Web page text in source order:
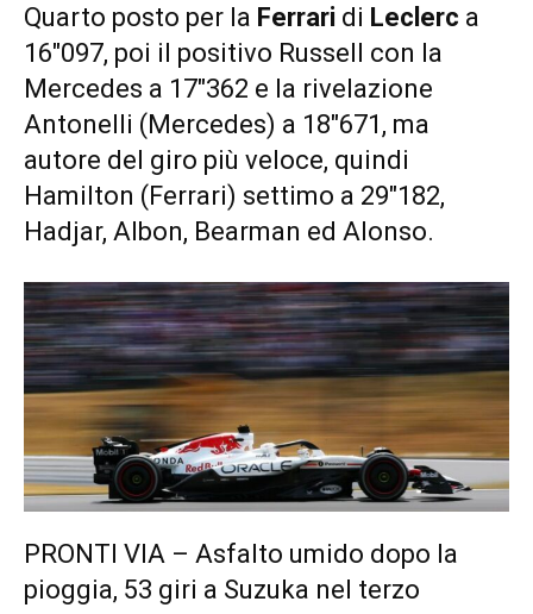
Quarto posto per la Ferrari di Leclerc a
16″097, poi il positivo Russell con la
Mercedes a 17″362 e la rivelazione
Antonelli (Mercedes) a 18″671, ma
autore del giro più veloce, quindi
Hamilton (Ferrari) settimo a 29″182,
Hadjar, Albon, Bearman ed Alonso.
PRONTI VIA – Asfalto umido dopo la
pioggia, 53 giri a Suzuka nel terzo